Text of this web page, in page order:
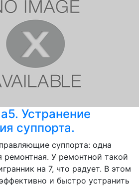
Устранение
суппорта.
суппорта: одна
ремонтная. У ремонтной такой
на 7, что радует. В этом
и быстро устранить